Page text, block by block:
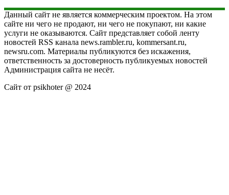
Данный сайт не является коммерческим проектом. На этом
сайте ни чего не продают, ни чего не покупают, ни какие
услуги не оказываются. Сайт представляет собой ленту
новостей RSS канала news.rambler.ru, kommersant.ru,
newsru.com. Материалы публикуются без искажения,
ответственность за достоверность публикуемых новостей
Администрация сайта не несёт.
Сайт от psikhoter @ 2024